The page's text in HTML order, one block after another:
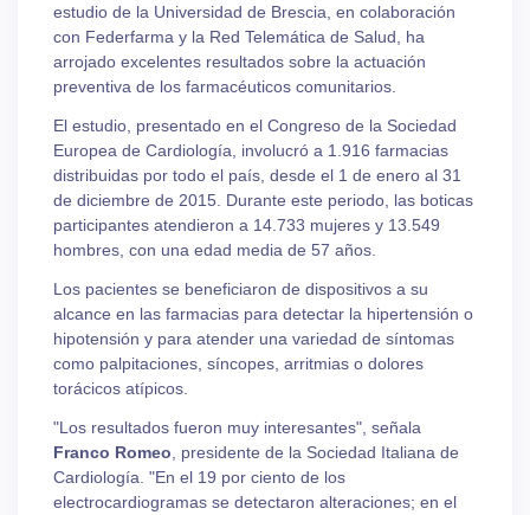
estudio de la Universidad de Brescia, en colaboración
con Federfarma y la Red Telemática de Salud, ha
arrojado excelentes resultados sobre la actuación
preventiva de los farmacéuticos comunitarios.
El estudio, presentado en el Congreso de la Sociedad
Europea de Cardiología, involucró a 1.916 farmacias
distribuidas por todo el país, desde el 1 de enero al 31
de diciembre de 2015. Durante este periodo, las boticas
participantes atendieron a 14.733 mujeres y 13.549
hombres, con una edad media de 57 años.
Los pacientes se beneficiaron de dispositivos a su
alcance en las farmacias para detectar la hipertensión o
hipotensión y para atender una variedad de síntomas
como palpitaciones, síncopes, arritmias o dolores
torácicos atípicos.
"Los resultados fueron muy interesantes", señala
Franco Romeo , presidente de la Sociedad Italiana de
Cardiología. "En el 19 por ciento de los
electrocardiogramas se detectaron alteraciones; en el